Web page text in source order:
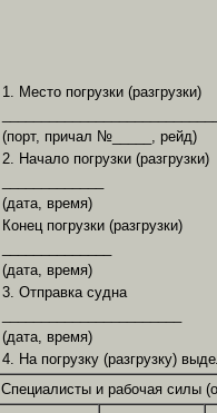
1. Место погрузки (разгрузки)
(порт, причал №_____, рейд)
2. Начало погрузки (разгрузки)
(дата, время)
Конец погрузки (разгрузки)
(дата, время)
3. Отправка судна
(дата, время)
4. На погрузку (разгрузку)
Специалисты и рабочая силы